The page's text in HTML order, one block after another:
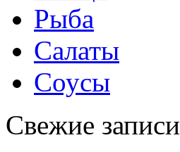
Рыба
Салаты
Соусы
Свежие записи